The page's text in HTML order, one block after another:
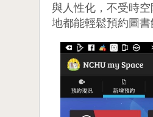
與人性化，不受時
地都能輕鬆預約圖書